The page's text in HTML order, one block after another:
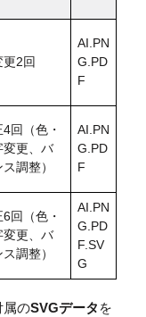
更2回
AI.PN
G.PD
F
回（色・
変更、バ
調整）
AI.PN
G.PD
F
回（色・
変更、バ
調整）
AI.PN
G.PD
F.SV
G
属のSVGデータ を